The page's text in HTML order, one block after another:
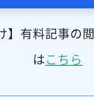
】有料記事の
はこちら